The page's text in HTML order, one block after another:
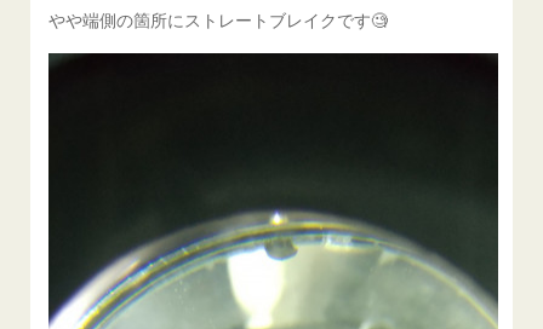
やや端側の箇所にストレートブレイクです🧐